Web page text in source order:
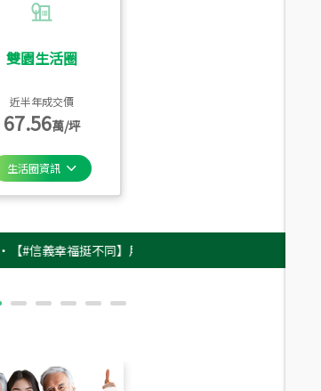
雙園生活圈
近半年成交價
67.56萬/坪
生活圈資訊
幸福挺不同】用實力，讓升職免抽號碼牌！最新雇主品